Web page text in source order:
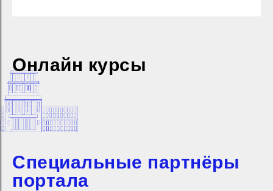
Онлайн курсы
Специальные партнёры
портала